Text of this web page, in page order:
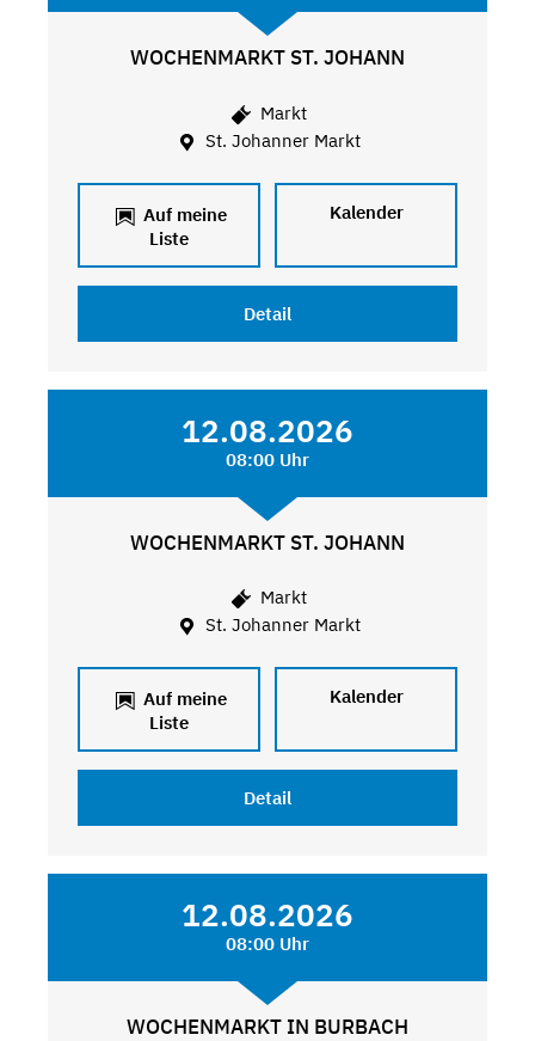
WOCHENMARKT ST. JOHANN
Markt
St. Johanner Markt
Auf meine
Liste
Kalender
Detail
12.08.2026
08:00 Uhr
WOCHENMARKT ST. JOHANN
Markt
St. Johanner Markt
Auf meine
Liste
Kalender
Detail
12.08.2026
08:00 Uhr
WOCHENMARKT IN BURBACH